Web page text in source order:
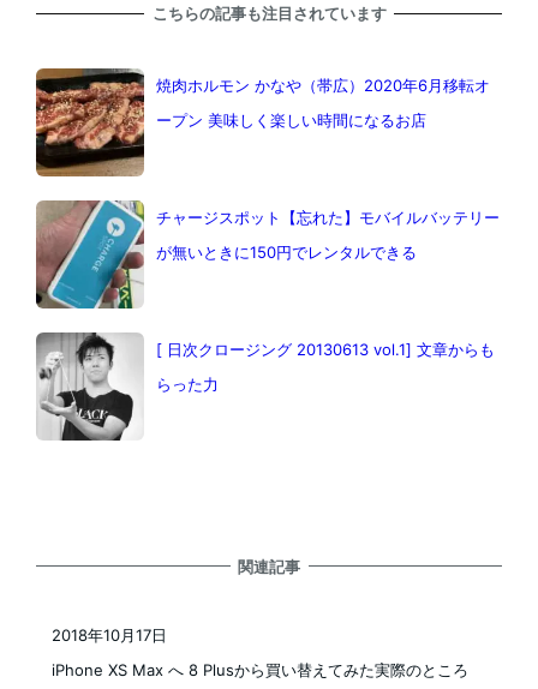
こちらの記事も注目されています
焼肉ホルモン かなや（帯広）2020年6月移転オ
ープン 美味しく楽しい時間になるお店
チャージスポット【忘れた】モバイルバッテリー
が無いときに150円でレンタルできる
[ 日次クロージング 20130613 vol.1] 文章からも
らった力
関連記事
iPhone XS Max へ 8 Plusから買い替えてみた実際のところ
2018年10月17日